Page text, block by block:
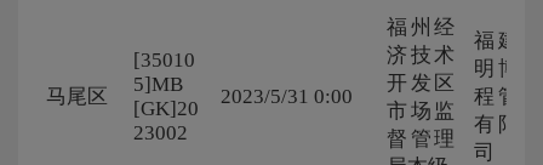
马尾区
[35010
5]MB
[GK]20
23002
2023/5/31 0:00
福州经
济技术
开发区
市场监
督管理
福建省
明博工
程管理
有限公
司